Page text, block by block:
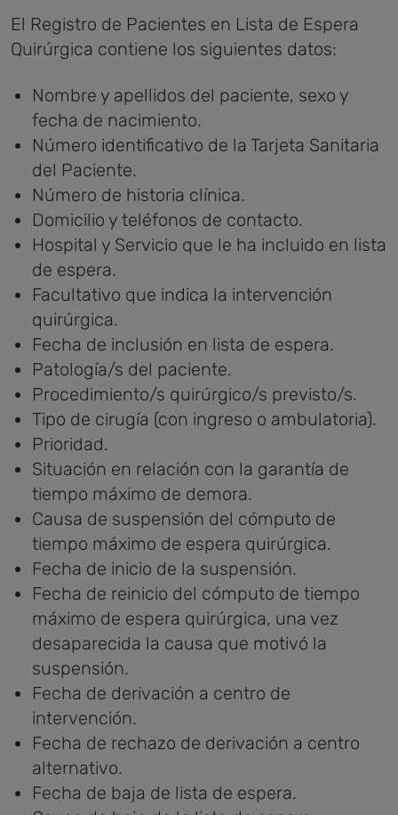
El Registro de Pacientes en Lista de Espera
Quirúrgica contiene los siguientes datos:
Nombre y apellidos del paciente, sexo y
fecha de nacimiento.
Número identificativo de la Tarjeta Sanitaria
del Paciente.
Número de historia clínica.
Domicilio y teléfonos de contacto.
Hospital y Servicio que le ha incluido en lista
de espera.
Facultativo que indica la intervención
quirúrgica.
Fecha de inclusión en lista de espera.
Patología/s del paciente.
Procedimiento/s quirúrgico/s previsto/s.
Tipo de cirugía (con ingreso o ambulatoria).
Prioridad.
Situación en relación con la garantía de
tiempo máximo de demora.
Causa de suspensión del cómputo de
tiempo máximo de espera quirúrgica.
Fecha de inicio de la suspensión.
Fecha de reinicio del cómputo de tiempo
máximo de espera quirúrgica, una vez
desaparecida la causa que motivó la
suspensión.
Fecha de derivación a centro de
intervención.
Fecha de rechazo de derivación a centro
alternativo.
Fecha de baja de lista de espera.